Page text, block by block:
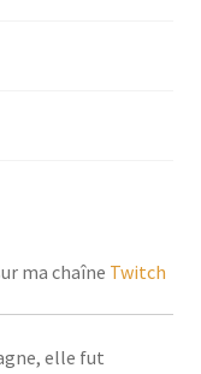
ma chaîne Twitch
elle fut